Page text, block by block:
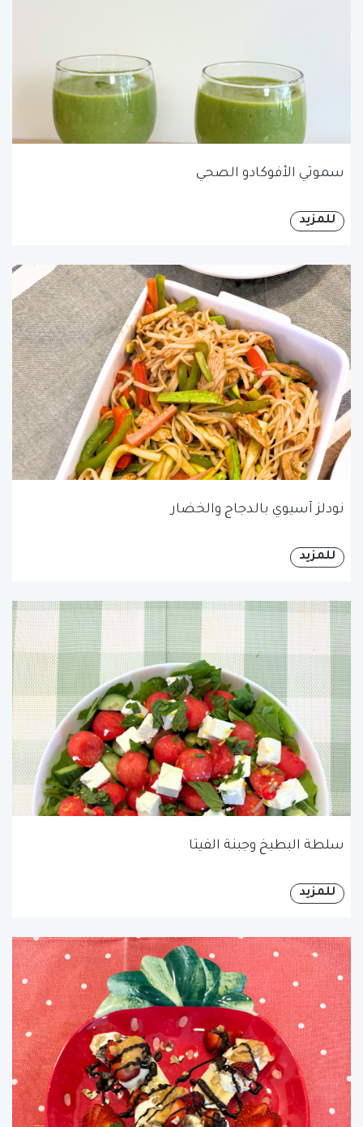
سموثي الأفوكادو الصحي
للمزيد
نودلز آسيوي بالدجاج والخضار
للمزيد
سلطة البطيخ وجبنة الفيتا
للمزيد